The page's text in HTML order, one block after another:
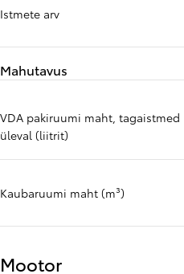
Istmete arv
Mahutavus
VDA pakiruumi maht, tagaistmed
üleval (liitrit)
Kaubaruumi maht (m³)
Mootor